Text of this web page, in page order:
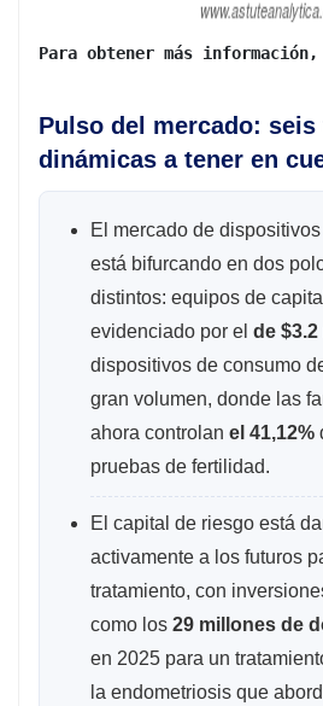
Para obtener más información,
Pulso del mercado: seis
dinámicas a tener en
El mercado de
está bifurcando en dos
distintos: equipos de
evidenciado por el de
dispositivos de consumo
gran volumen, donde las
ahora controlan el 41,12%
pruebas de fertilidad.
El capital de riesgo está
activamente a los futuros
tratamiento, con
como los 29 millones de
en 2025 para un
la endometriosis que